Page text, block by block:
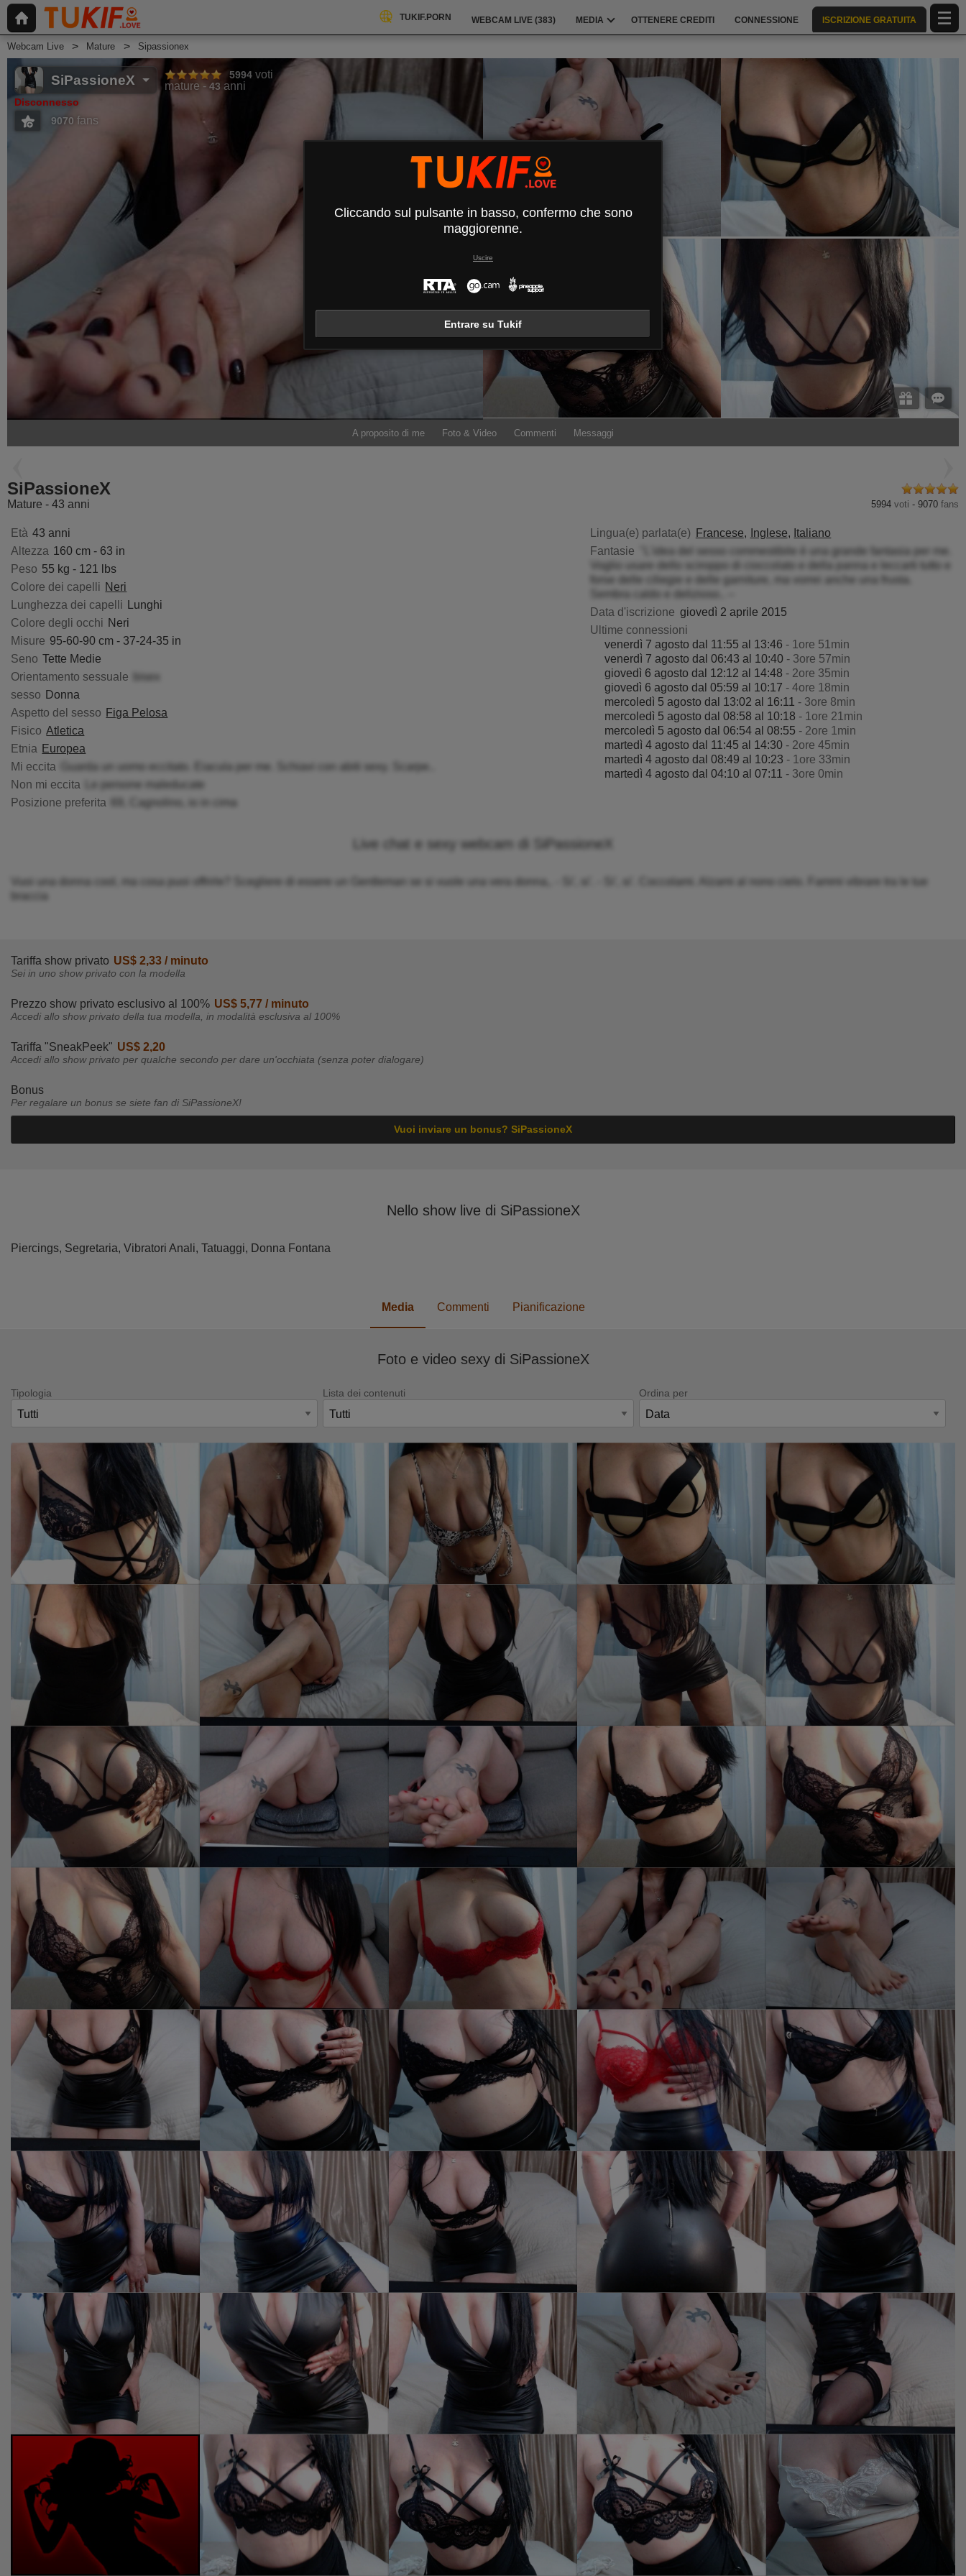
TUKIF.PORN WEBCAM LIVE (383) MEDIA OTTENERE CREDITI CONNESSIONE ISCRIZIONE GRATUITA
Webcam Live Mature Sipassionex
SiPassioneX 5994 voti
mature
43 anni
Disconnesso
9070 fans
A proposito di me Foto & Video Commenti Messaggi
5994 voti - 9070 fans
SiPassioneX
Mature - 43 anni
Età 43 anni
Altezza 160 cm - 63 in
Peso 55 kg - 121 lbs
Colore dei capelli Neri
Lunghezza dei capelli
Lunghi
Colore degli occhi Neri
Misure 95-60-90 cm - 37-24-35 in
Seno Tette Medie
Orientamento sessuale
sesso Donna
Aspetto del sesso Figa Pelosa
Fisico Atletica
Etnia Europea
Mi eccita
Guarda un uomo eccitato. Eiacula per me. Schiavi con abiti sexy. Scarpe..
Non mi eccita
Le persone maleducate
Posizione preferita
69, Cagnolino, io in cima
Lingua(e) parlata(e) Francese Inglese
Italiano
Fantasie
"L'idea del sesso commestibile è una grande fantasia per me.
Voglio usare dello sciroppo di cioccolato e della panna e leccarti tutto e
forse delle ciliegie e delle garniture, ma vorrei anche una frusta.
Data d'iscrizione giovedì 2 aprile 2015
Ultime connessioni
venerdì 7 agosto dal 11:55 al 13:46 - 1ore 51min
venerdì 7 agosto dal 06:43 al 10:40 - 3ore 57min
giovedì 6 agosto dal 12:12 al 14:48 - 2ore 35min
giovedì 6 agosto dal 05:59 al 10:17 - 4ore 18min
mercoledì 5 agosto dal 13:02 al 16:11 - 3ore 8min
mercoledì 5 agosto dal 08:58 al 10:18 - 1ore 21min
mercoledì 5 agosto dal 06:54 al 08:55 - 2ore 1min
martedì 4 agosto dal 11:45 al 14:30 - 2ore 45min
martedì 4 agosto dal 08:49 al 10:23 - 1ore 33min
martedì 4 agosto dal 04:10 al 07:11 - 3ore 0min
Live chat e sexy webcam di SiPassioneX
Vuoi una donna cool, ma cosa puoi offrirle? Scegliere di essere un Gentleman se si vuole una vera donna,. - Si', si'. - Si', si'. Coccolami. Alzami al nono cielo. Fammi vibrare tra le tue
braccia
Tariffa show privato US$ 2,33 / minuto
Sei in uno show privato con la modella
Prezzo show privato esclusivo al 100% US$ 5,77 / minuto
Accedi allo show privato della tua modella, in modalità esclusiva al 100%
Tariffa "SneakPeek" US$ 2,20
Accedi allo show privato per qualche secondo per dare un'occhiata (senza poter dialogare)
Bonus
Per regalare un bonus se siete fan di SiPassioneX!
Vuoi inviare un bonus? SiPassioneX
Nello show live di SiPassioneX
Piercings, Segretaria, Vibratori Anali, Tatuaggi, Donna Fontana
Media Commenti Pianificazione
Foto e video sexy di SiPassioneX
Tipologia Lista dei contenuti Ordina per
Cliccando sul pulsante in basso, confermo che sono
maggiorenne.
Uscire
Entrare su Tukif